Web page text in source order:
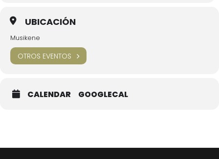
UBICACIÓN
Musikene
OTROS EVENTOS
CALENDAR GOOGLECAL